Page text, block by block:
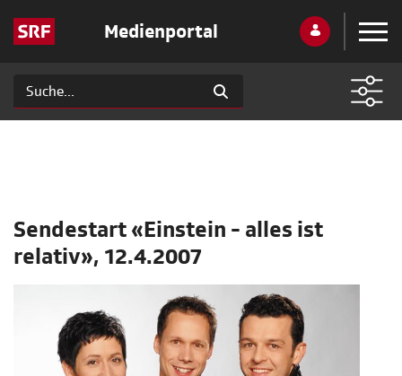
Medienportal
Sendestart «Einstein - alles ist
relativ», 12.4.2007